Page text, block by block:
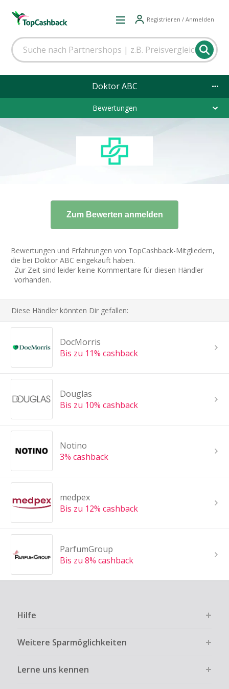
Registrieren / Anmelden
Doktor ABC
Bewertungen
Bewertungen und Erfahrungen von TopCashback-Mitgliedern,
die bei Doktor ABC eingekauft haben.
Zur Zeit sind leider keine Kommentare für diesen Händler
vorhanden.
Diese Händler könnten Dir gefallen:
DocMorris
Bis zu 11% cashback
Douglas
Bis zu 10% cashback
Notino
3% cashback
medpex
Bis zu 12% cashback
ParfumGroup
Bis zu 8% cashback
Hilfe
Weitere Sparmöglichkeiten
Lerne uns kennen